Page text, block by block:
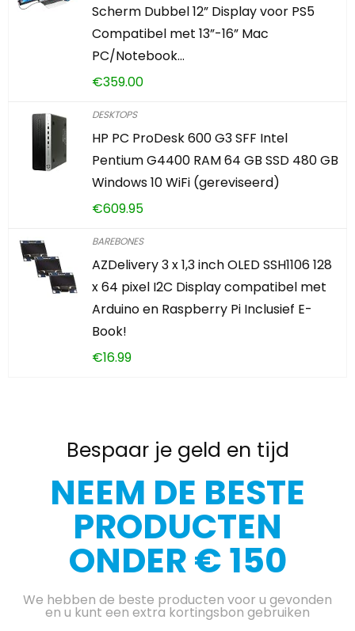
Scherm Dubbel 12” Display voor PS5
Compatibel met 13”-16” Mac
PC/Notebook…
€359.00
DESKTOPS
HP PC ProDesk 600 G3 SFF Intel
Pentium G4400 RAM 64 GB SSD 480 GB
Windows 10 WiFi (gereviseerd)
€609.95
BAREBONES
AZDelivery 3 x 1,3 inch OLED SSH1106 128
x 64 pixel I2C Display compatibel met
Arduino en Raspberry Pi Inclusief E-
Book!
€16.99
Bespaar je geld en tijd
NEEM DE BESTE
PRODUCTEN
ONDER € 150
We hebben de beste producten voor u gevonden
en u kunt een extra kortingsbon gebruiken